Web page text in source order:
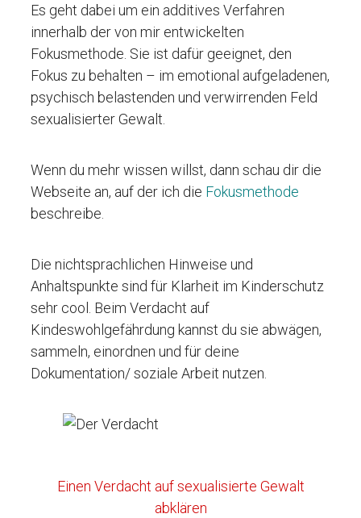
Es geht dabei um ein additives Verfahren
innerhalb der von mir entwickelten
Fokusmethode. Sie ist dafür geeignet, den
Fokus zu behalten – im emotional aufgeladenen,
psychisch belastenden und verwirrenden Feld
sexualisierter Gewalt.
Wenn du mehr wissen willst, dann schau dir die
Webseite an, auf der ich die Fokusmethode
beschreibe.
Die nichtsprachlichen Hinweise und
Anhaltspunkte sind für Klarheit im Kinderschutz
sehr cool. Beim Verdacht auf
Kindeswohlgefährdung kannst du sie abwägen,
sammeln, einordnen und für deine
Dokumentation/ soziale Arbeit nutzen.
Einen Verdacht auf sexualisierte Gewalt
abklären